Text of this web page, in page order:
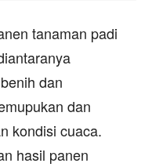
tanaman padi
dan
dan
kondisi cuaca.
hasil panen